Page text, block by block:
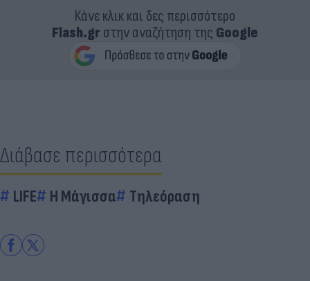
Κάνε κλικ και δες περισσότερο
Flash.grστην αναζήτηση της Google
Διάβασε περισσότερα
LIFE Η Μάγισσα Τηλεόραση